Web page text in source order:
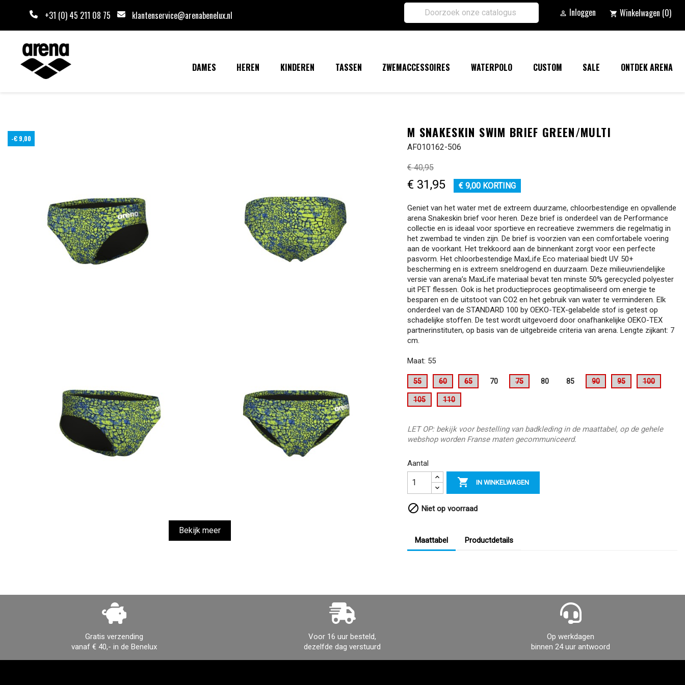
+31 (0) 45 211 08 75 klantenservice@arenabenelux.nl  Inloggen shopping_cart Winkelwagen (0)
DAMES HEREN KINDEREN TASSEN ZWEMACCESSOIRES WATERPOLO CUSTOM SALE ONTDEK ARENA
-€ 9,00
Bekijk meer
M SNAKESKIN SWIM BRIEF GREEN/MULTI
AF010162-506
€ 40,95
€ 31,95 € 9,00 KORTING
Geniet van het water met de extreem duurzame, chloorbestendige en opvallende
arena Snakeskin brief voor heren. Deze brief is onderdeel van de Performance
collectie en is ideaal voor sportieve en recreatieve zwemmers die regelmatig in
het zwembad te vinden zijn. De brief is voorzien van een comfortabele voering
aan de voorkant. Het trekkoord aan de binnenkant zorgt voor een perfecte
pasvorm. Het chloorbestendige MaxLife Eco materiaal biedt UV 50+
bescherming en is extreem sneldrogend en duurzaam. Deze milieuvriendelijke
versie van arena’s MaxLife materiaal bevat ten minste 50% gerecycled polyester
uit PET flessen. Ook is het productieproces geoptimaliseerd om energie te
besparen en de uitstoot van CO2 en het gebruik van water te verminderen. Elk
onderdeel van de STANDARD 100 by OEKO-TEX-gelabelde stof is getest op
schadelijke stoffen. De test wordt uitgevoerd door onafhankelijke OEKO-TEX
partnerinstituten, op basis van de uitgebreide criteria van arena. Lengte zijkant: 7
cm.
Maat: 55
55 60 65 70 75 80 85 90 95 100
105 110
LET OP: bekijk voor bestelling van badkleding in de maattabel, op de gehele
webshop worden Franse maten gecommuniceerd.
Aantal
 IN WINKELWAGEN
 Niet op voorraad
Maattabel Productdetails
Gratis verzending
vanaf € 40,- in de Benelux
Voor 16 uur besteld,
dezelfde dag verstuurd
Op werkdagen
binnen 24 uur antwoord